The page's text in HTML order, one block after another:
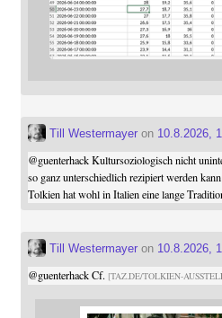
Till Westermayeron 10.8.2026,
@guenterhackKultursoziologisch nicht
so ganz unterschiedlich rezipiert werden
Tolkien hat wohl in Italien eine lange
Till Westermayeron 10.8.2026,
@guenterhackCf. TAZ.DE/TOLKIEN-